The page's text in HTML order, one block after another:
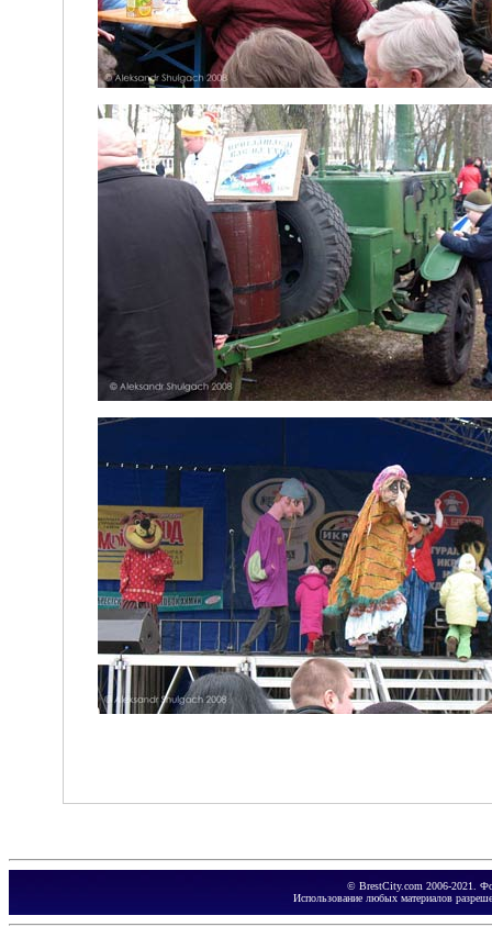
© BrestCity.com 2006-2021.
Использование любых материалов